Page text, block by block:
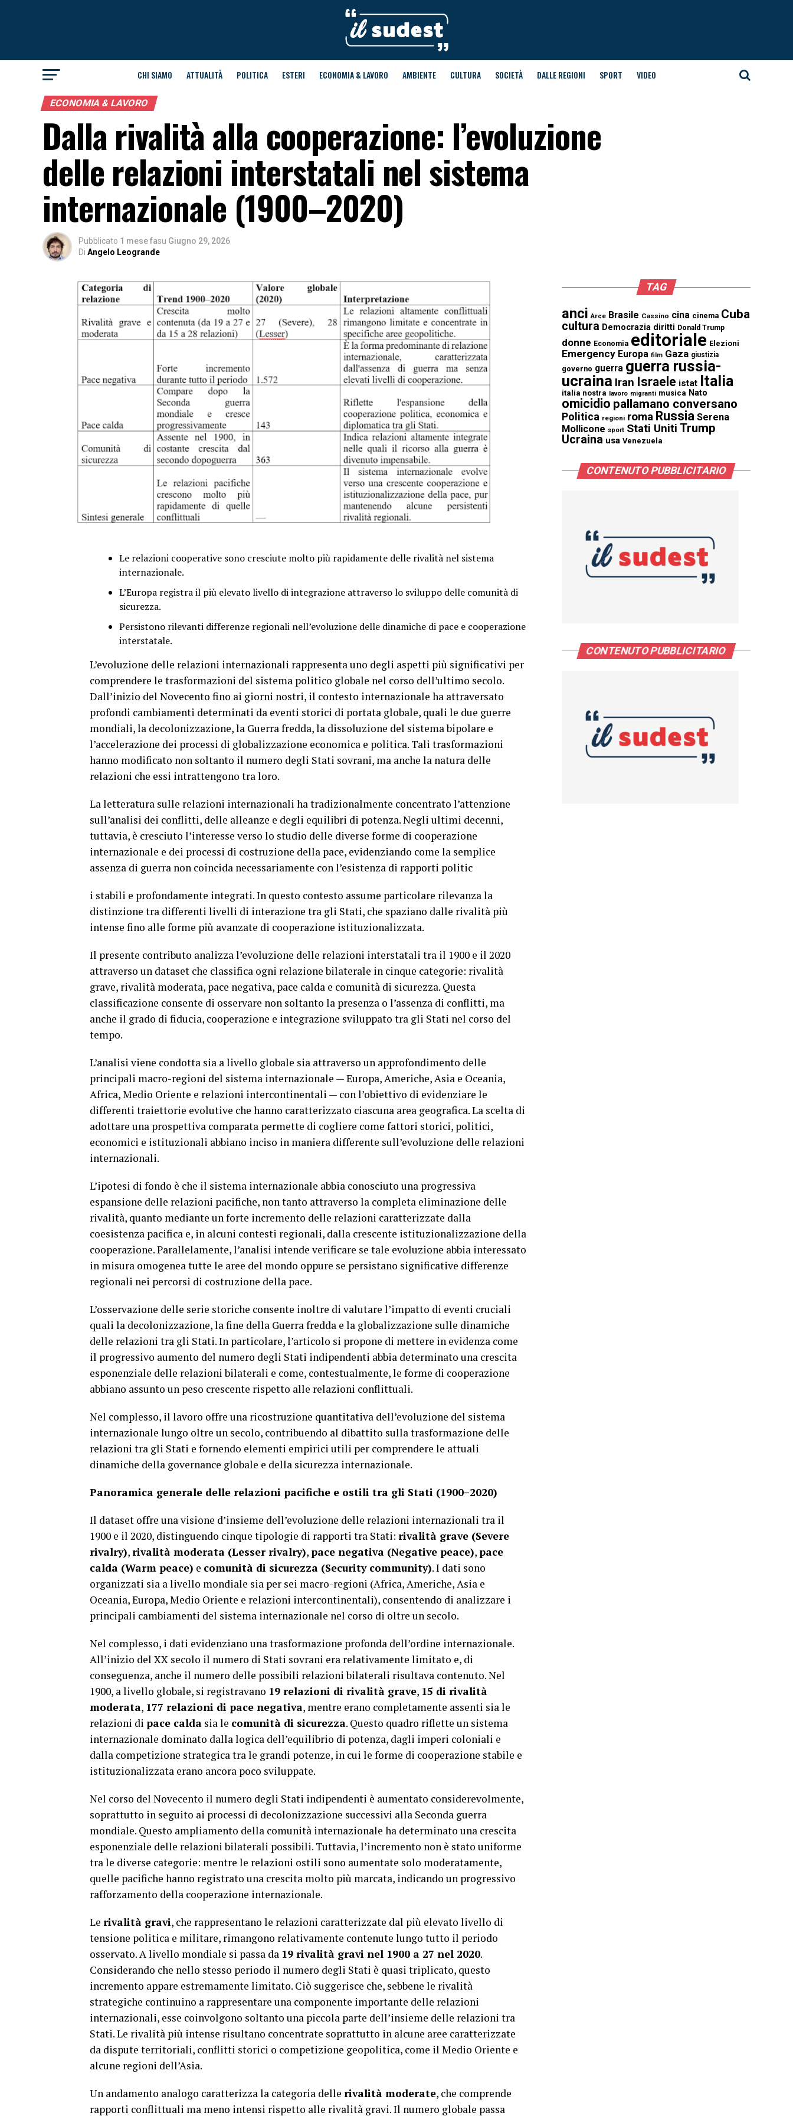
CHI SIAMO ATTUALITÀ POLITICA ESTERI ECONOMIA & LAVORO AMBIENTE CULTURA SOCIETÀ DALLE REGIONI SPORT VIDEO
ECONOMIA & LAVORO
Dalla rivalità alla cooperazione: l’evoluzione
delle relazioni interstatali nel sistema
internazionale (1900–2020)
Pubblicato 1 mese fasu Giugno 29, 2026
Di Angelo Leogrande
Le relazioni cooperative sono cresciute molto più rapidamente delle rivalità nel sistema
internazionale.
L’Europa registra il più elevato livello di integrazione attraverso lo sviluppo delle comunità di
sicurezza.
Persistono rilevanti differenze regionali nell’evoluzione delle dinamiche di pace e cooperazione
interstatale.
L’evoluzione delle relazioni internazionali rappresenta uno degli aspetti più significativi per
comprendere le trasformazioni del sistema politico globale nel corso dell’ultimo secolo.
Dall’inizio del Novecento fino ai giorni nostri, il contesto internazionale ha attraversato
profondi cambiamenti determinati da eventi storici di portata globale, quali le due guerre
mondiali, la decolonizzazione, la Guerra fredda, la dissoluzione del sistema bipolare e
l’accelerazione dei processi di globalizzazione economica e politica. Tali trasformazioni
hanno modificato non soltanto il numero degli Stati sovrani, ma anche la natura delle
relazioni che essi intrattengono tra loro.
La letteratura sulle relazioni internazionali ha tradizionalmente concentrato l’attenzione
sull’analisi dei conflitti, delle alleanze e degli equilibri di potenza. Negli ultimi decenni,
tuttavia, è cresciuto l’interesse verso lo studio delle diverse forme di cooperazione
internazionale e dei processi di costruzione della pace, evidenziando come la semplice
assenza di guerra non coincida necessariamente con l’esistenza di rapporti politic
i stabili e profondamente integrati. In questo contesto assume particolare rilevanza la
distinzione tra differenti livelli di interazione tra gli Stati, che spaziano dalle rivalità più
intense fino alle forme più avanzate di cooperazione istituzionalizzata.
Il presente contributo analizza l’evoluzione delle relazioni interstatali tra il 1900 e il 2020
attraverso un dataset che classifica ogni relazione bilaterale in cinque categorie: rivalità
grave, rivalità moderata, pace negativa, pace calda e comunità di sicurezza. Questa
classificazione consente di osservare non soltanto la presenza o l’assenza di conflitti, ma
anche il grado di fiducia, cooperazione e integrazione sviluppato tra gli Stati nel corso del
tempo.
L’analisi viene condotta sia a livello globale sia attraverso un approfondimento delle
principali macro-regioni del sistema internazionale — Europa, Americhe, Asia e Oceania,
Africa, Medio Oriente e relazioni intercontinentali — con l’obiettivo di evidenziare le
differenti traiettorie evolutive che hanno caratterizzato ciascuna area geografica. La scelta di
adottare una prospettiva comparata permette di cogliere come fattori storici, politici,
economici e istituzionali abbiano inciso in maniera differente sull’evoluzione delle relazioni
internazionali.
L’ipotesi di fondo è che il sistema internazionale abbia conosciuto una progressiva
espansione delle relazioni pacifiche, non tanto attraverso la completa eliminazione delle
rivalità, quanto mediante un forte incremento delle relazioni caratterizzate dalla
coesistenza pacifica e, in alcuni contesti regionali, dalla crescente istituzionalizzazione della
cooperazione. Parallelamente, l’analisi intende verificare se tale evoluzione abbia interessato
in misura omogenea tutte le aree del mondo oppure se persistano significative differenze
regionali nei percorsi di costruzione della pace.
L’osservazione delle serie storiche consente inoltre di valutare l’impatto di eventi cruciali
quali la decolonizzazione, la fine della Guerra fredda e la globalizzazione sulle dinamiche
delle relazioni tra gli Stati. In particolare, l’articolo si propone di mettere in evidenza come
il progressivo aumento del numero degli Stati indipendenti abbia determinato una crescita
esponenziale delle relazioni bilaterali e come, contestualmente, le forme di cooperazione
abbiano assunto un peso crescente rispetto alle relazioni conflittuali.
Nel complesso, il lavoro offre una ricostruzione quantitativa dell’evoluzione del sistema
internazionale lungo oltre un secolo, contribuendo al dibattito sulla trasformazione delle
relazioni tra gli Stati e fornendo elementi empirici utili per comprendere le attuali
dinamiche della governance globale e della sicurezza internazionale.
Panoramica generale delle relazioni pacifiche e ostili tra gli Stati (1900–2020)
Il dataset offre una visione d’insieme dell’evoluzione delle relazioni internazionali tra il
1900 e il 2020, distinguendo cinque tipologie di rapporti tra Stati: rivalità grave (Severe
rivalry),rivalità moderata (Lesser rivalry), pace negativa (Negative peace), pace
calda (Warm peace) e comunità di sicurezza (Security community). I dati sono
organizzati sia a livello mondiale sia per sei macro-regioni (Africa, Americhe, Asia e
Oceania, Europa, Medio Oriente e relazioni intercontinentali), consentendo di analizzare i
principali cambiamenti del sistema internazionale nel corso di oltre un secolo.
Nel complesso, i dati evidenziano una trasformazione profonda dell’ordine internazionale.
All’inizio del XX secolo il numero di Stati sovrani era relativamente limitato e, di
conseguenza, anche il numero delle possibili relazioni bilaterali risultava contenuto. Nel
1900, a livello globale, si registravano 19 relazioni di rivalità grave, 15 di rivalità
moderata, 177 relazioni di pace negativa, mentre erano completamente assenti sia le
relazioni di pace calda sia le comunità di sicurezza. Questo quadro riflette un sistema
internazionale dominato dalla logica dell’equilibrio di potenza, dagli imperi coloniali e
dalla competizione strategica tra le grandi potenze, in cui le forme di cooperazione stabile e
istituzionalizzata erano ancora poco sviluppate.
Nel corso del Novecento il numero degli Stati indipendenti è aumentato considerevolmente,
soprattutto in seguito ai processi di decolonizzazione successivi alla Seconda guerra
mondiale. Questo ampliamento della comunità internazionale ha determinato una crescita
esponenziale delle relazioni bilaterali possibili. Tuttavia, l’incremento non è stato uniforme
tra le diverse categorie: mentre le relazioni ostili sono aumentate solo moderatamente,
quelle pacifiche hanno registrato una crescita molto più marcata, indicando un progressivo
rafforzamento della cooperazione internazionale.
Le rivalità gravi, che rappresentano le relazioni caratterizzate dal più elevato livello di
tensione politica e militare, rimangono relativamente contenute lungo tutto il periodo
osservato. A livello mondiale si passa da 19 rivalità gravi nel 1900 a 27 nel 2020.
Considerando che nello stesso periodo il numero degli Stati è quasi triplicato, questo
incremento appare estremamente limitato. Ciò suggerisce che, sebbene le rivalità
strategiche continuino a rappresentare una componente importante delle relazioni
internazionali, esse coinvolgono soltanto una piccola parte dell’insieme delle relazioni tra
Stati. Le rivalità più intense risultano concentrate soprattutto in alcune aree caratterizzate
da dispute territoriali, conflitti storici o competizione geopolitica, come il Medio Oriente e
alcune regioni dell’Asia.
Un andamento analogo caratterizza la categoria delle rivalità moderate, che comprende
rapporti conflittuali ma meno intensi rispetto alle rivalità gravi. Il numero globale passa
TAG
anci Arce Brasile Cassino cina cinema Cuba
cultura Democrazia diritti Donald Trump
donne Economia editoriale Elezioni
Emergency Europa film Gaza giustizia
governo guerra guerra russia-
ucraina Iran Israele istat Italia
italia nostra lavoro migranti musica Nato
omicidio pallamano conversano
Politica regioni roma Russia Serena
Mollicone sport Stati Uniti Trump
Ucraina usa Venezuela
CONTENUTO PUBBLICITARIO
CONTENUTO PUBBLICITARIO